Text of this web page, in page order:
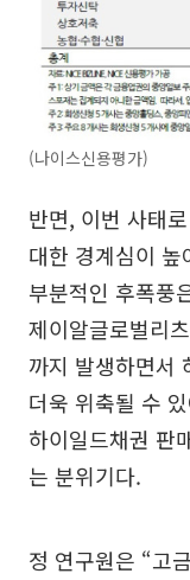
(나이스신용평가)
반면, 이번 사태
대한 경계심이
부분적인 후폭풍
제이알글로벌리
까지 발생하면서
더욱 위축될 수
하이일드채권 판
는 분위기다.
정 연구원은 “고